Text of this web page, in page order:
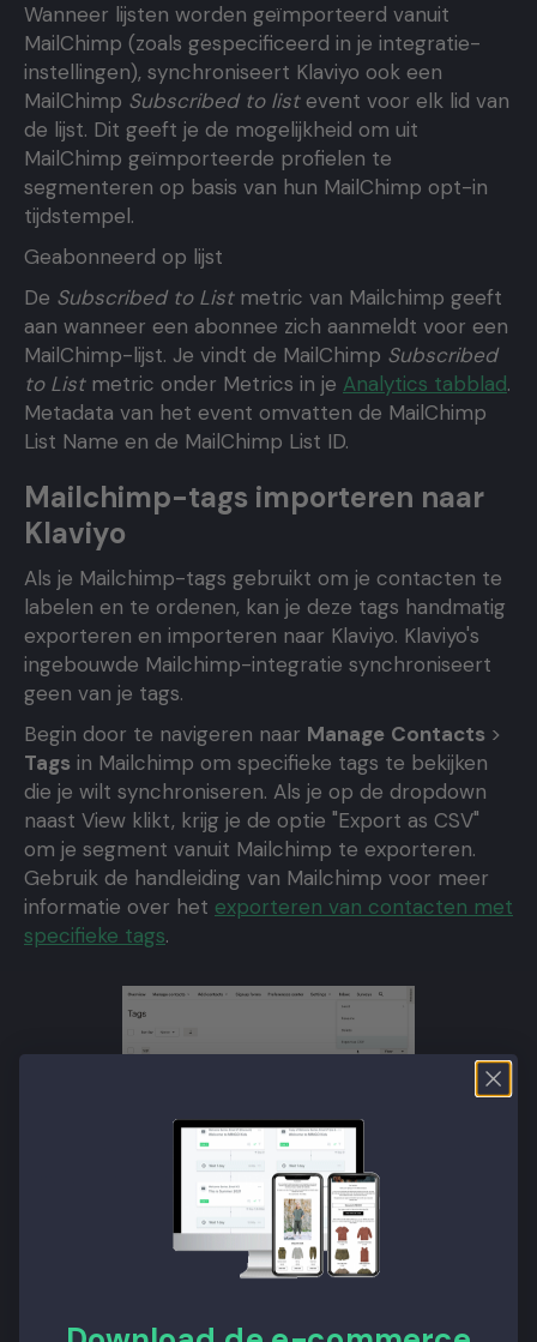
Wanneer lijsten worden geïmporteerd vanuit
MailChimp (zoals gespecificeerd in je integratie-
instellingen), synchroniseert Klaviyo ook een
MailChimp Subscribed to listevent voor elk lid van
de lijst. Dit geeft je de mogelijkheid om uit
MailChimp geïmporteerde profielen te
segmenteren op basis van hun MailChimp opt-in
tijdstempel.
Geabonneerd op lijst
De Subscribed to Listmetric van Mailchimp geeft
aan wanneer een abonnee zich aanmeldt voor een
MailChimp-lijst. Je vindt de MailChimp Subscribed
to Listmetric onder Metrics in je Analytics tabblad.
Metadata van het event omvatten de MailChimp
List Name en de MailChimp List ID.
Mailchimp-tags importeren naar
Klaviyo
Als je Mailchimp-tags gebruikt om je contacten te
labelen en te ordenen, kan je deze tags handmatig
exporteren en importeren naar Klaviyo. Klaviyo's
ingebouwde Mailchimp-integratie synchroniseert
geen van je tags.
Begin door te navigeren naar Manage Contacts >
Tags in Mailchimp om specifieke tags te bekijken
die je wilt synchroniseren. Als je op de dropdown
naast View klikt, krijg je de optie "Export as CSV"
om je segment vanuit Mailchimp te exporteren.
Gebruik de handleiding van Mailchimp voor meer
informatie over het exporteren van contacten met
specifieke tags.
Nadat je je data uit Mailchimp hebt geëxporteerd,
deze als aangepaste eigenschappen naar
Klaviyo importeren. Aangepaste eigenschappen
worden aan je Klaviyo-profielen gekoppeld en je
kunt segmenten maken op basis van specifieke
eigenschappen, of ze gebruiken om filters aan je
je e-mails weer te geven.